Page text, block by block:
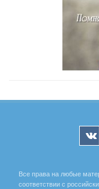
Все права на любые
соответствии с